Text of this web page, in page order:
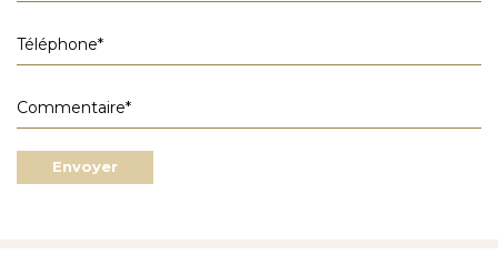
Envoyer